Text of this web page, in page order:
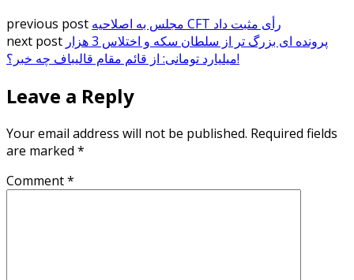
previous post
مجلس به اصلاحیه CFT رأی مثبت داد
next post پرونده ای بزرگ تر از سلطان سکه و اختلاس 3 هزار
میلیارد تومانی: از قائم مقام قالیباف چه خبر؟!
Leave a Reply
Your email address will not be published. Required fields
are marked *
Comment*